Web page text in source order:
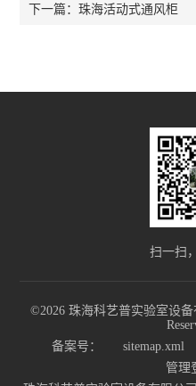
下一篇：珠海活动式通风柜
扫一扫
©2026 珠海科艺普实验室设
备案号：
sitemap.xml
管理